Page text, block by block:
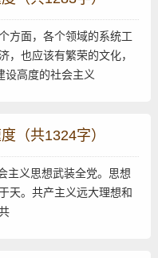
方面，各个领域的系统工
，也应该有繁荣的文化，
设高度的社会主义
（共1324字）
义思想武装全党。思想
天。共产主义远大理想和